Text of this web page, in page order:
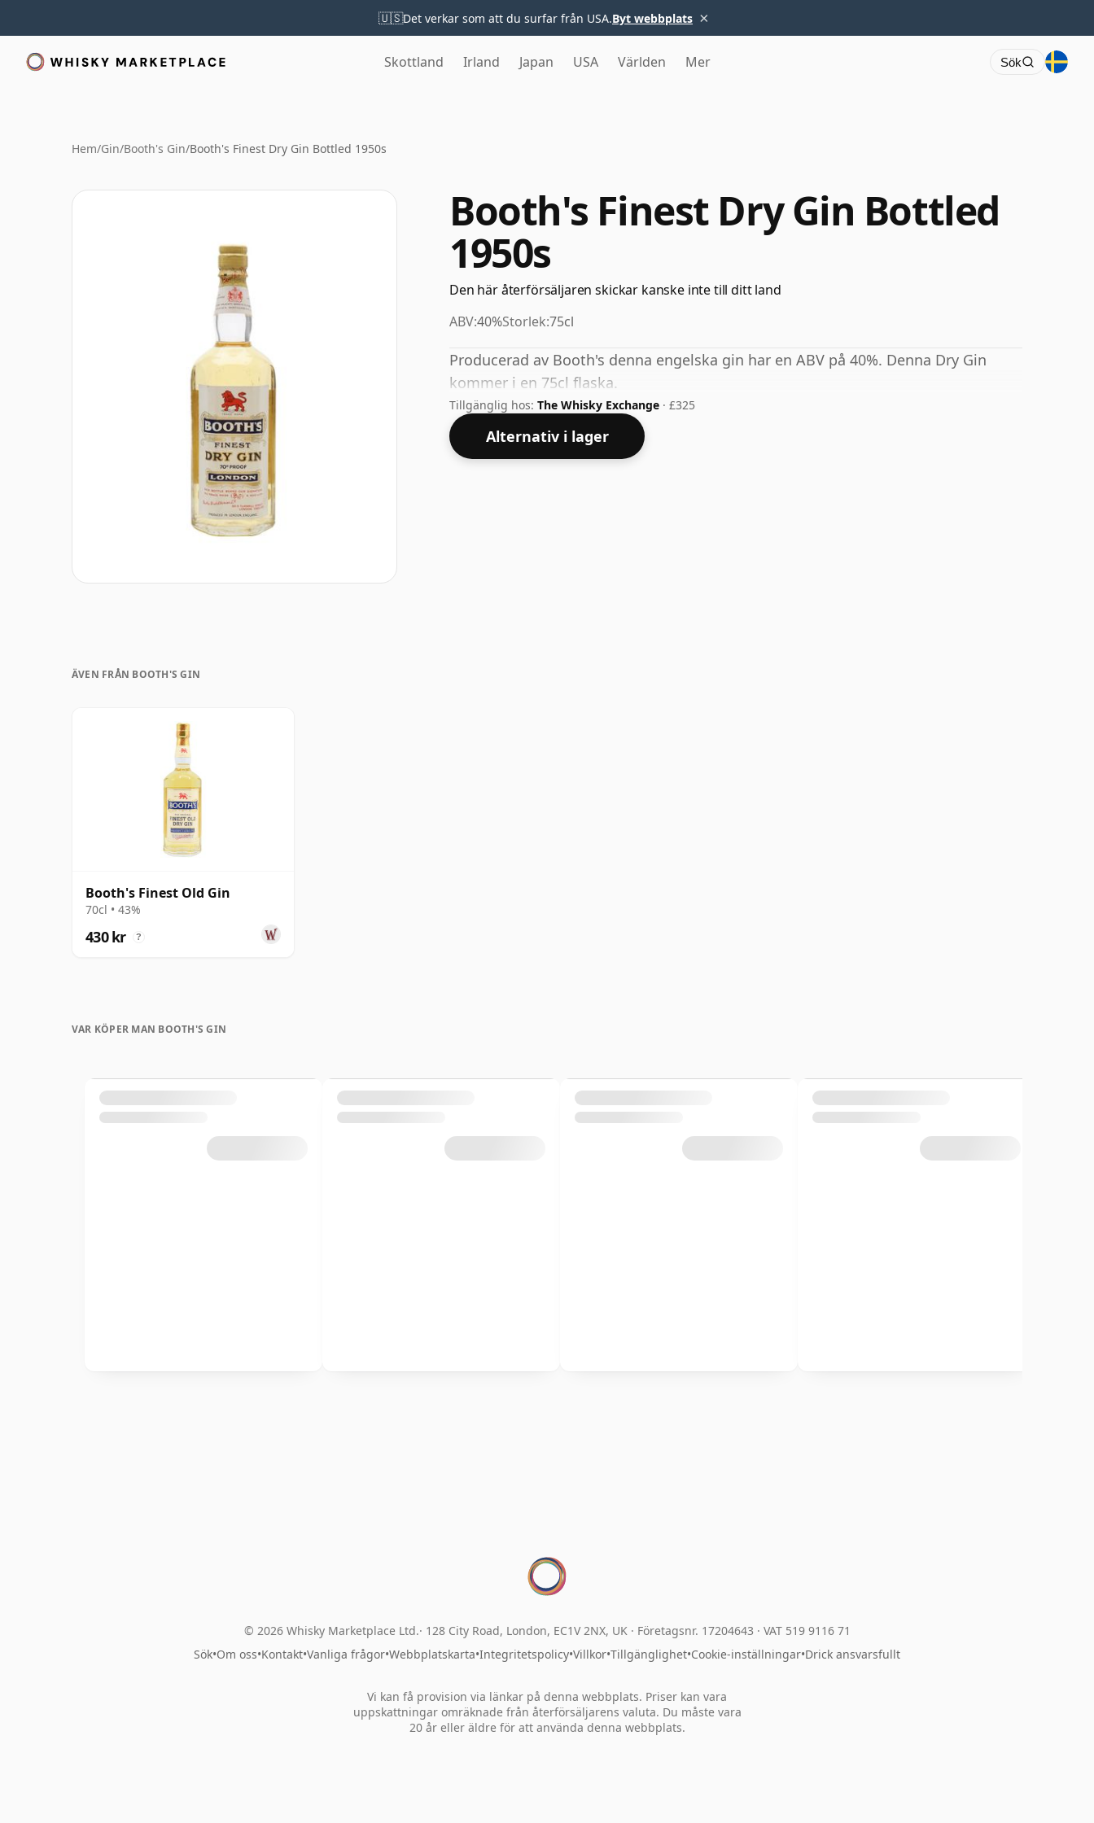
🇺🇸Det verkar som att du surfar från USA.Byt webbplats ×
Skottland Irland Japan USA Världen Mer Sök
Hem/Gin/Booth's Gin/Booth's Finest Dry Gin Bottled 1950s
Booth's Finest Dry Gin Bottled
1950s
Den här återförsäljaren skickar kanske inte till ditt land
ABV:40%Storlek:75cl
Producerad av Booth's denna engelska gin har en ABV på 40%. Denna Dry Gin
kommer i en 75cl flaska.
Tillgänglig hos: The Whisky Exchange · £325
Alternativ i lager
ÄVEN FRÅN BOOTH'S GIN
Booth's Finest Old Gin
70cl • 43%
430 kr ?
VAR KÖPER MAN BOOTH'S GIN
© 2026 Whisky Marketplace Ltd. 128 City Road, London, EC1V 2NX, UK · Företagsnr. 17204643 · VAT 519 9116 71
Sök•Om oss•Kontakt•Vanliga frågor•Webbplatskarta•Integritetspolicy•Villkor•Tillgänglighet•Cookie-inställningar•Drick ansvarsfullt
Vi kan få provision via länkar på denna webbplats. Priser kan vara
uppskattningar omräknade från återförsäljarens valuta. Du måste vara
20 år eller äldre för att använda denna webbplats.